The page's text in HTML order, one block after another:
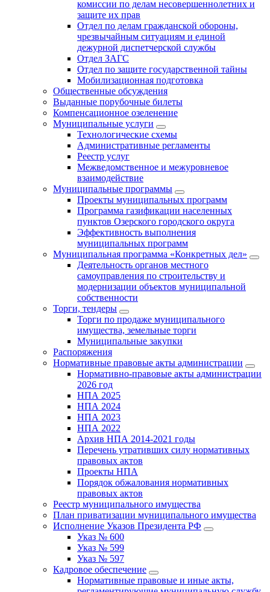
комиссии по делам несовершеннолетних и
защите их прав
Отдел по делам гражданской обороны,
чрезвычайным ситуациям и единой
дежурной диспетчерской службы
Отдел ЗАГС
Отдел по защите государственной тайны
Мобилизационная подготовка
Общественные обсуждения
Выданные порубочные билеты
Компенсационное озеленение
Муниципальные услуги
Технологические схемы
Административные регламенты
Реестр услуг
Межведомственное и межуровневое
взаимодействие
Муниципальные программы
Проекты муниципальных программ
Программа газификации населенных
пунктов Озерского городского округа
Эффективность выполнения
муниципальных программ
Муниципальная программа «Конкретных дел»
Деятельность органов местного
самоуправления по строительству и
модернизации объектов муниципальной
собственности
Торги, тендеры
Торги по продаже муниципального
имущества, земельные торги
Муниципальные закупки
Распоряжения
Нормативные правовые акты администрации
Нормативно-правовые акты администрации
2026 год
НПА 2025
НПА 2024
НПА 2023
НПА 2022
Архив НПА 2014-2021 годы
Перечень утративших силу нормативных
правовых актов
Проекты НПА
Порядок обжалования нормативных
правовых актов
Реестр муниципального имущества
План приватизации муниципального имущества
Исполнение Указов Президента РФ
Указ № 600
Указ № 599
Указ № 597
Кадровое обеспечение
Нормативные правовые и иные акты,